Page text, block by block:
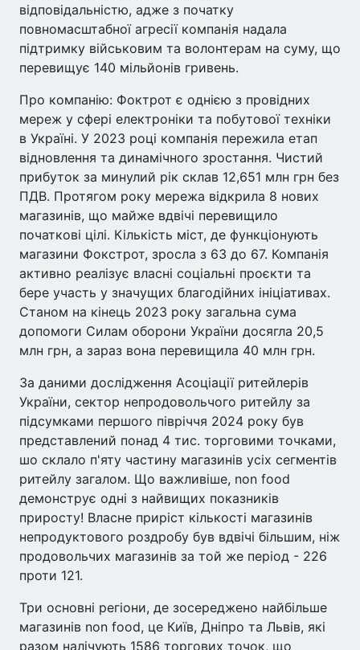
відповідальністю, адже з початку
повномасштабної агресії компанія надала
підтримку військовим та волонтерам на суму, що
перевищує 140 мільйонів гривень.
Про компанію: Фоктрот є однією з провідних
мереж у сфері електроніки та побутової техніки
в Україні. У 2023 році компанія пережила етап
відновлення та динамічного зростання. Чистий
прибуток за минулий рік склав 12,651 млн грн без
ПДВ. Протягом року мережа відкрила 8 нових
магазинів, що майже вдвічі перевищило
початкові цілі. Кількість міст, де функціонують
магазини Фокстрот, зросла з 63 до 67. Компанія
активно реалізує власні соціальні проєкти та
бере участь у значущих благодійних ініціативах.
Станом на кінець 2023 року загальна сума
допомоги Силам оборони України досягла 20,5
млн грн, а зараз вона перевищила 40 млн грн.
За даними дослідження Асоціації ритейлерів
України, сектор непродовольчого ритейлу за
підсумками першого півріччя 2024 року був
представлений понад 4 тис. торговими точками,
шо склало п'яту частину магазинів усіх сегментів
ритейлу загалом. Що важливіше, non food
демонструє одні з найвищих показників
приросту! Власне приріст кількості магазинів
непродуктового роздробу був вдвічі більшим, ніж
продовольчих магазинів за той же період - 226
проти 121.
Три основні регіони, де зосереджено найбільше
магазинів non food, це Київ, Дніпро та Львів, які
разом налічують 1586 торгових точок, що